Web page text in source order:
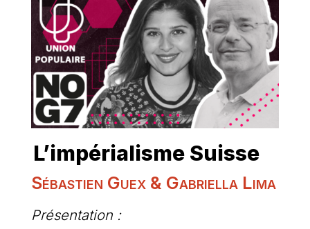
L’impérialisme Suisse
Sébastien Guex & Gabriella Lima
Présentation :